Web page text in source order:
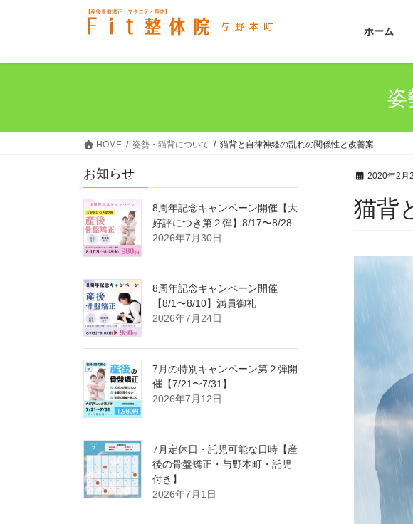
ホーム
姿
HOME 姿勢・猫背について 猫背と自律神経の乱れの関係性と改善案
2020年2月
猫背
お知らせ
8周年記念キャンペーン開催【大
好評につき第２弾】8/17〜8/28
2026年7月30日
8周年記念キャンペーン開催
【8/1〜8/10】満員御礼
2026年7月24日
7月の特別キャンペーン第２弾開
催【7/21〜7/31】
2026年7月12日
7月定休日・託児可能な日時【産
後の骨盤矯正・与野本町・託児
付き】
2026年7月1日